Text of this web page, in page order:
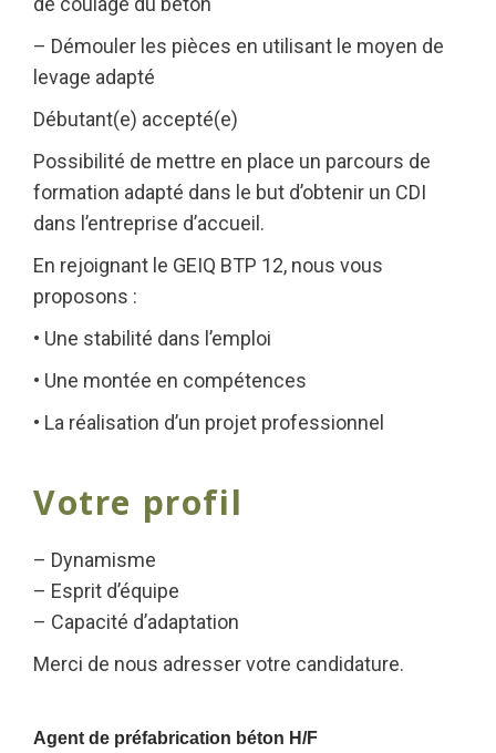
– Démouler les pièces en utilisant le moyen de
levage adapté
Débutant(e) accepté(e)
Possibilité de mettre en place un parcours de
formation adapté dans le but d’obtenir un CDI
dans l’entreprise d’accueil.
En rejoignant le GEIQ BTP 12, nous vous
proposons :
• Une stabilité dans l’emploi
• Une montée en compétences
• La réalisation d’un projet professionnel
Votre profil
– Dynamisme
– Esprit d’équipe
– Capacité d’adaptation
Merci de nous adresser votre candidature.
Agent de préfabrication béton H/F